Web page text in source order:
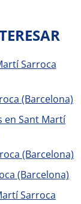
Sarroca
(Barcelona)
en Sant Martí
(Barcelona)
(Barcelona)
Sarroca